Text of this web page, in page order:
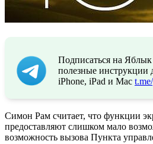
Подписаться на
полезные инструкции
iPhone, iPad и Mac
Симон Рам считает, что функции
предоставляют слишком мало
возможность вызова Пункта